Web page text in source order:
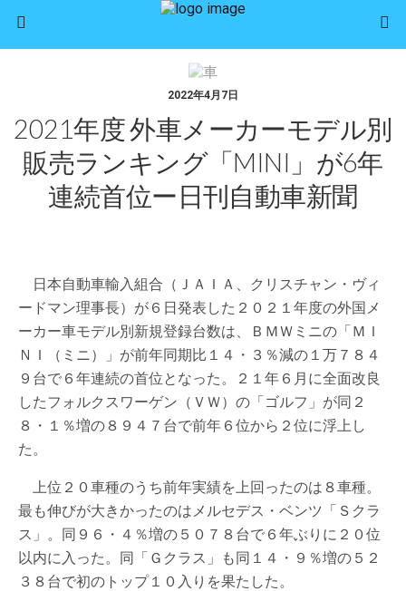
2022年4月7日
2021年度 外車メーカーモデル別
販売ランキング「MINI」が6年
連続首位ー日刊自動車新聞
日本自動車輸入組合（ＪＡＩＡ、クリスチャン・ヴィ
ードマン理事長）が６日発表した２０２１年度の外国メ
ーカー車モデル別新規登録台数は、ＢＭＷミニの「ＭＩ
ＮＩ（ミニ）」が前年同期比１４・３％減の１万７８４
９台で６年連続の首位となった。２１年６月に全面改良
したフォルクスワーゲン（ＶＷ）の「ゴルフ」が同２
８・１％増の８９４７台で前年６位から２位に浮上し
た。
上位２０車種のうち前年実績を上回ったのは８車種。
最も伸びが大きかったのはメルセデス・ベンツ「Ｓクラ
ス」。同９６・４％増の５０７８台で６年ぶりに２０位
以内に入った。同「Ｇクラス」も同１４・９％増の５２
３８台で初のトップ１０入りを果たした。